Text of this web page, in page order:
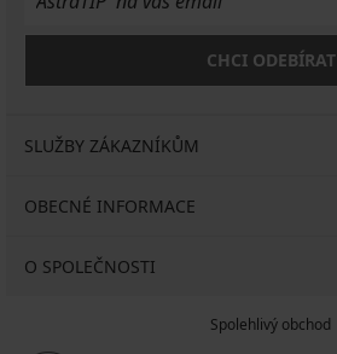
CHCI ODEBÍRAT
SLUŽBY ZÁKAZNÍKŮM
OBECNÉ INFORMACE
O SPOLEČNOSTI
Spolehlivý obchod